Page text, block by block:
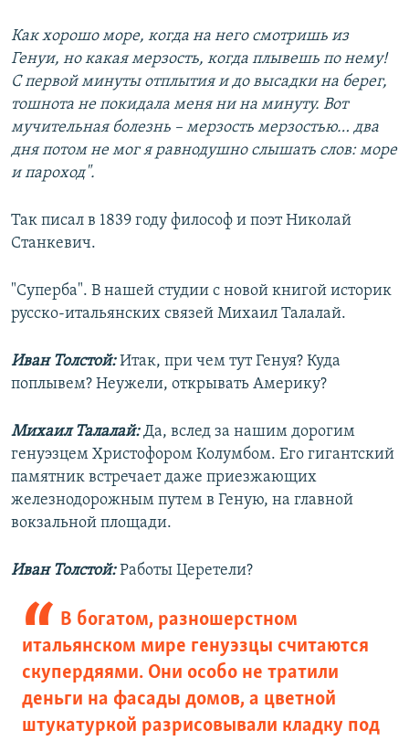
Как хорошо море, когда на него смотришь из
Генуи, но какая мерзость, когда плывешь по нему!
С первой минуты отплытия и до высадки на берег,
тошнота не покидала меня ни на минуту. Вот
мучительная болезнь – мерзость мерзостью… два
дня потом не мог я равнодушно слышать слов: море
и пароход".
Так писал в 1839 году философ и поэт Николай
Станкевич.
"Суперба". В нашей студии с новой книгой историк
русско-итальянских связей Михаил Талалай.
Иван Толстой:Итак, при чем тут Генуя? Куда
поплывем? Неужели, открывать Америку?
Михаил Талалай:Да, вслед за нашим дорогим
генуэзцем Христофором Колумбом. Его гигантский
памятник встречает даже приезжающих
железнодорожным путем в Геную, на главной
вокзальной площади.
Иван Толстой:Работы Церетели?
В богатом, разношерстном
итальянском мире генуэзцы считаются
скупердяями. Они особо не тратили
деньги на фасады домов, а цветной
штукатуркой разрисовывали кладку под